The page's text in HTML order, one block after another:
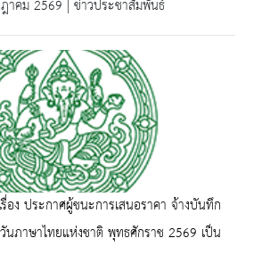
คม 2569 | ข่าวประชาสัมพันธ์
อง ประกาศผู้ชนะการเสนอราคา จ้างบันทึก
นภาษาไทยแห่งชาติ พุทธศักราช 2569 เป็น